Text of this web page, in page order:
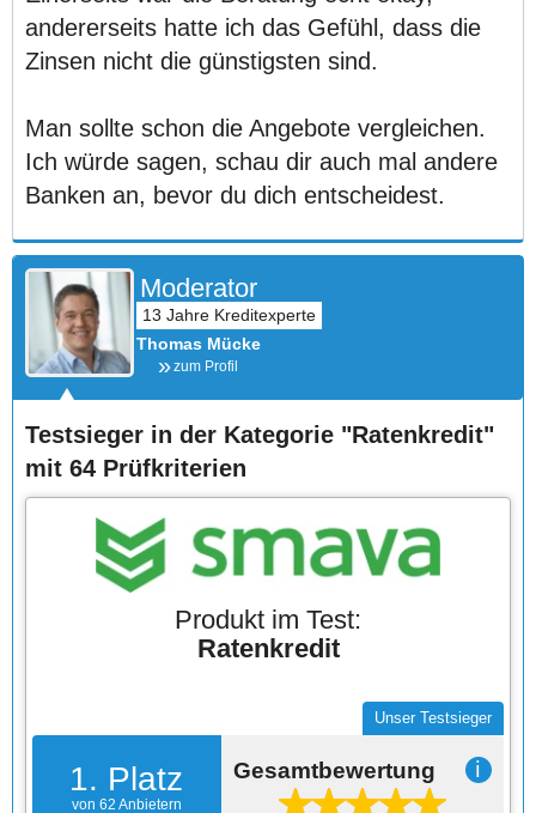
andererseits hatte ich das Gefühl, dass die
Zinsen nicht die günstigsten sind.
Man sollte schon die Angebote vergleichen.
Ich würde sagen, schau dir auch mal andere
Banken an, bevor du dich entscheidest.
Moderator
Thomas Mücke
zum Profil
Testsieger in der Kategorie "Ratenkredit"
mit 64 Prüfkriterien
Produkt im Test:
Ratenkredit
1. Platz
von 62 Anbietern
Unser Testsieger
Gesamtbewertung ℹ